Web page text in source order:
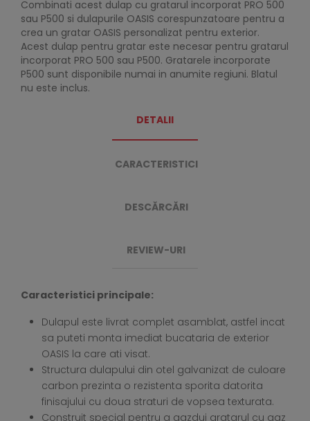
Combinati acest dulap cu gratarul incorporat PRO 500
sau P500 si dulapurile OASIS corespunzatoare pentru a
crea un gratar OASIS personalizat pentru exterior.
Acest dulap pentru gratar este necesar pentru gratarul
incorporat PRO 500 sau P500. Gratarele incorporate
P500 sunt disponibile numai in anumite regiuni. Blatul
nu este inclus.
DETALII
CARACTERISTICI
DESCĂRCĂRI
REVIEW-URI
Caracteristici principale:
Dulapul este livrat complet asamblat, astfel incat
sa puteti monta imediat bucataria de exterior
OASIS la care ati visat.
Structura dulapului din otel galvanizat de culoare
carbon prezinta o rezistenta sporita datorita
finisajului cu doua straturi de vopsea texturata.
Construit special pentru a gazdui gratarul cu gaz